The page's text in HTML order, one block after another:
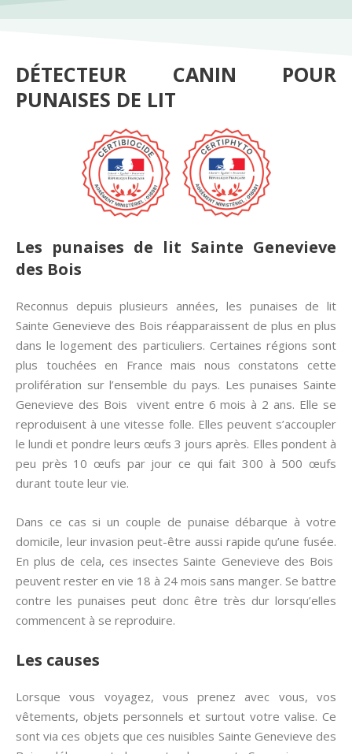
DÉTECTEUR CANIN POUR
PUNAISES DE LIT
Les punaises de lit Sainte Genevieve
des Bois
Reconnus depuis plusieurs années, les punaises de lit
Sainte Genevieve des Bois réapparaissent de plus en plus
dans le logement des particuliers. Certaines régions sont
plus touchées en France mais nous constatons cette
prolifération sur l’ensemble du pays. Les punaises Sainte
Genevieve des Bois vivent entre 6 mois à 2 ans. Elle se
reproduisent à une vitesse folle. Elles peuvent s’accoupler
le lundi et pondre leurs œufs 3 jours après. Elles pondent à
peu près 10 œufs par jour ce qui fait 300 à 500 œufs
durant toute leur vie.
Dans ce cas si un couple de punaise débarque à votre
domicile, leur invasion peut-être aussi rapide qu’une fusée.
En plus de cela, ces insectes Sainte Genevieve des Bois
peuvent rester en vie 18 à 24 mois sans manger. Se battre
contre les punaises peut donc être très dur lorsqu’elles
commencent à se reproduire.
Les causes
Lorsque vous voyagez, vous prenez avec vous, vos
vêtements, objets personnels et surtout votre valise. Ce
sont via ces objets que ces nuisibles Sainte Genevieve des